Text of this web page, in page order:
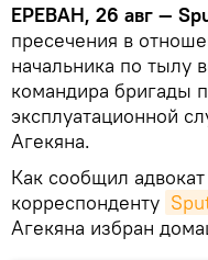
ЕРЕВАН, 26 авг —
пресечения в
начальника по тылу
командира бригады
эксплуатационной
Агекяна.
Как сообщил
корреспонденту
Агекяна избран